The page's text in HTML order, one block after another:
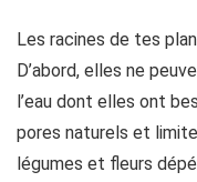
Les racines de tes
D’abord, elles ne
l’eau dont elles ont
pores naturels et
légumes et fleurs